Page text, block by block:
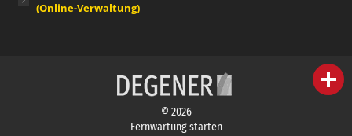
(Online-Verwaltung)
© 2026
Fernwartung starten
person IHR FACHBERATER
campaign